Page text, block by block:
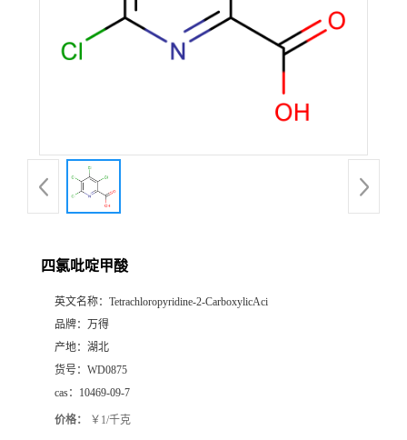
四氯吡啶甲酸
英文名称： Tetrachloropyridine-2-CarboxylicAci
品牌： 万得
产地： 湖北
货号： WD0875
cas： 10469-09-7
价格： ￥1/千克